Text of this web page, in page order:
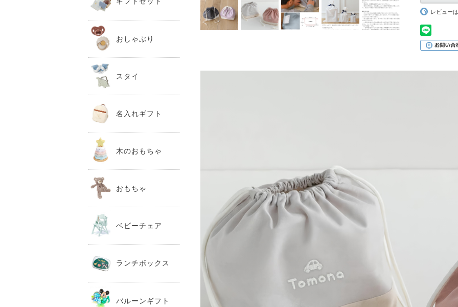
レビュー
おしゃぶり
スタイ
名入れギフト
木のおもちゃ
おもちゃ
ベビーチェア
ランチボックス
バルーンギフト